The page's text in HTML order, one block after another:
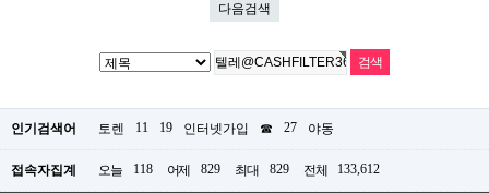
다음검색
인기검색어 토렌 11 19 인터넷가입 ☎ 27 야동
접속자집계 오늘 118 어제 829 최대 829 전체 133,612